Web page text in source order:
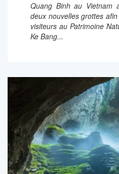
Quang Binh au Vietnam
deux nouvelles grottes
visiteurs au Patrimoine
Ke Bang...